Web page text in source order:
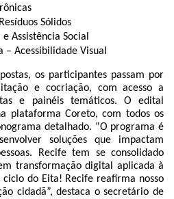
DO CONSELHO FISCAL
PÚBLICOS
Sólidos
Assistência Social
– Acessibilidade Visual
os participantes passam por
e cocriação, com acesso a
e painéis temáticos. O edital
plataforma Coreto, com todos os
detalhado. “O programa é
soluções que impactam
Recife tem se consolidado
transformação digital aplicada à
do Eita! Recife reafirma nosso
cidadã”, destaca o secretário de